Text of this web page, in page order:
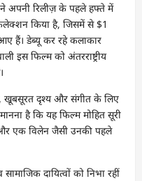
अपनी रिलीज़ के पहले हफ्ते में
किया है, जिसमें से $1
हैं। डेब्यू कर रहे कलाकार
इस फिल्म को अंतरराष्ट्रीय
खूबसूरत दृश्य और संगीत के लिए
है कि यह फिल्म मोहित सूरी
एक विलेन जैसी उनकी पहले
दायित्वों को निभा रहीं